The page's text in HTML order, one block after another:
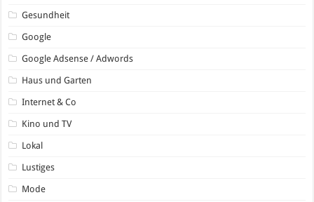
Gesundheit
Google
Google Adsense / Adwords
Haus und Garten
Internet & Co
Kino und TV
Lokal
Lustiges
Mode